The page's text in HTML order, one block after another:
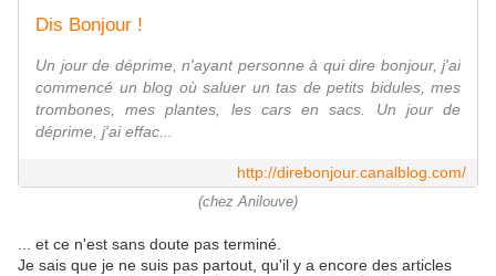
Dis Bonjour !
Un jour de déprime, n'ayant personne à qui dire bonjour, j'ai
commencé un blog où saluer un tas de petits bidules, mes
trombones, mes plantes, les cars en sacs. Un jour de
déprime, j'ai effac...
http://direbonjour.canalblog.com/
(chez Anilouve)
... et ce n'est sans doute pas terminé.
Je sais que je ne suis pas partout, qu'il y a encore des articles